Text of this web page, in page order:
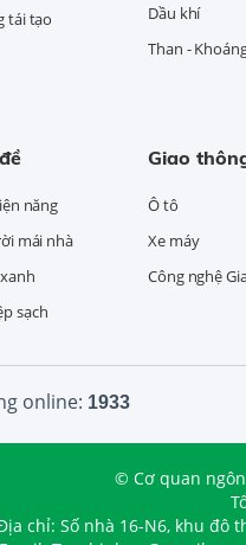
tái tạo
Dầu khí
Than -
năng
mái nhà
sạch
Giao
Ô tô
Xe máy
Công nghệ
online: 1933
© Cơ quan
chỉ: Số nhà 16-N6, khu đô